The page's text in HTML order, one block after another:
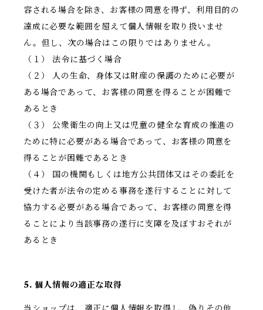
容される場合を除き、お客様の同意を得ず、利用目的の
達成に必要な範囲を超えて個人情報を取り扱いませ
ん。但し、次の場合はこの限りではありません。
（１） 法令に基づく場合
（２） 人の生命、身体又は財産の保護のために必要が
ある場合であって、お客様の同意を得ることが困難で
あるとき
（３） 公衆衛生の向上又は児童の健全な育成の推進の
ために特に必要がある場合であって、お客様の同意を
得ることが困難であるとき
（４） 国の機関もしくは地方公共団体又はその委託を
受けた者が法令の定める事務を遂行することに対して
協力する必要がある場合であって、お客様の同意を得
ることにより当該事務の遂行に支障を及ぼすおそれが
あるとき
5. 個人情報の適正な取得